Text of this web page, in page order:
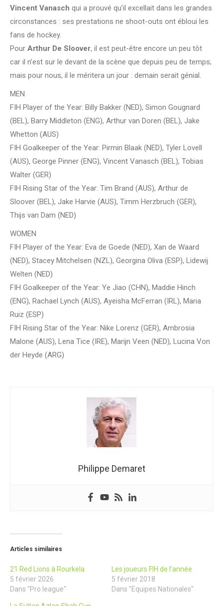
Vincent Vanasch qui a prouvé qu’il excellait dans les grandes
circonstances : ses prestations ne shoot-outs ont ébloui les
fans de hockey.
Pour Arthur De Sloover, il est peut-être encore un peu tôt
car il n’est sur le devant de la scène que depuis peu de temps;
mais pour nous, il le méritera un jour : demain serait génial.
MEN
FIH Player of the Year: Billy Bakker (NED), Simon Gougnard
(BEL), Barry Middleton (ENG), Arthur van Doren (BEL), Jake
Whetton (AUS)
FIH Goalkeeper of the Year: Pirmin Blaak (NED), Tyler Lovell
(AUS), George Pinner (ENG), Vincent Vanasch (BEL), Tobias
Walter (GER)
FIH Rising Star of the Year: Tim Brand (AUS), Arthur de
Sloover (BEL), Jake Harvie (AUS), Timm Herzbruch (GER),
Thijs van Dam (NED)
WOMEN
FIH Player of the Year: Eva de Goede (NED), Xan de Waard
(NED), Stacey Mitchelsen (NZL), Georgina Oliva (ESP), Lidewij
Welten (NED)
FIH Goalkeeper of the Year: Ye Jiao (CHN), Maddie Hinch
(ENG), Rachael Lynch (AUS), Ayeisha McFerran (IRL), Maria
Ruiz (ESP)
FIH Rising Star of the Year: Nike Lorenz (GER), Ambrosia
Malone (AUS), Lena Tice (IRE), Marijn Veen (NED), Lucina Von
der Heyde (ARG)
Philippe Demaret
Articles similaires
21 Red Lions à Rourkela
5 février 2026
Dans "Pro league"
Les joueurs FIH de l’année
5 février 2018
Dans "Equipes Nationales"